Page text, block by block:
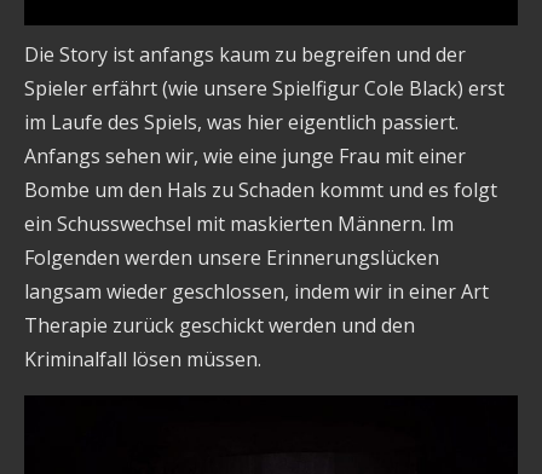
Die Story ist anfangs kaum zu begreifen und der
Spieler erfährt (wie unsere Spielfigur Cole Black) erst
im Laufe des Spiels, was hier eigentlich passiert.
Anfangs sehen wir, wie eine junge Frau mit einer
Bombe um den Hals zu Schaden kommt und es folgt
ein Schusswechsel mit maskierten Männern. Im
Folgenden werden unsere Erinnerungslücken
langsam wieder geschlossen, indem wir in einer Art
Therapie zurück geschickt werden und den
Kriminalfall lösen müssen.